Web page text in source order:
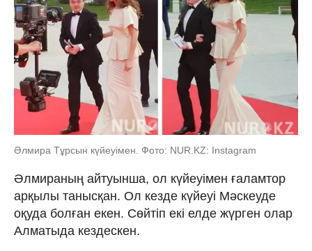
Әлмира Тұрсын күйеуімен. Фото: NUR.KZ: Instagram
Әлмираның айтуынша, ол күйеуімен ғаламтор
арқылы танысқан. Ол кезде күйеуі Мәскеуде
оқуда болған екен. Сөйтіп екі елде жүрген олар
Алматыда кездескен.